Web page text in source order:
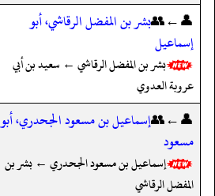
👤←👥بشر بن المفضل الرقاشي، أبو
إسماعيل
بشر بن المفضل الرقاشي ← سعيد بن أبي
عروبة العدوي
👤←👥إسماعيل بن مسعود الجحدري، أبو
مسعود
إسماعيل بن مسعود الجحدري ← بشر بن
المفضل الرقاشي